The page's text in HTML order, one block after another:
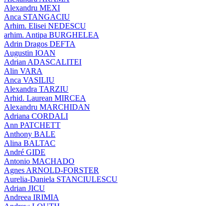
Alexandru MEXI
Anca STANGACIU
Arhim. Elisei NEDESCU
arhim. Antipa BURGHELEA
Adrin Dragos DEFTA
Augustin IOAN
Adrian ADASCALITEI
Alin VARA
Anca VASILIU
Alexandra TARZIU
Arhid. Laurean MIRCEA
Alexandru MARCHIDAN
Adriana CORDALI
Ann PATCHETT
Anthony BALE
Alina BALTAC
André GIDE
Antonio MACHADO
Agnes ARNOLD-FORSTER
Aurelia-Daniela STANCIULESCU
Adrian JICU
Andreea IRIMIA